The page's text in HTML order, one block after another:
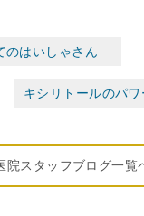
のはいしゃさん
キシリトールのパワ
院スタッフブログ一覧